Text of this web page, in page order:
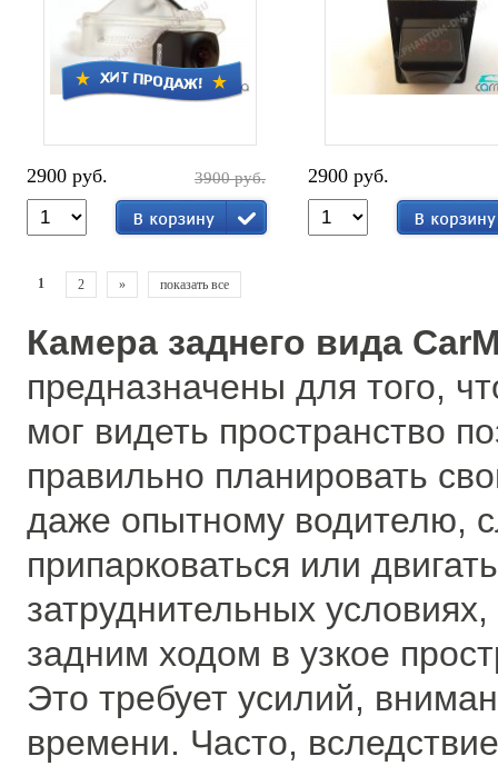
2900 руб. 3900 руб. 2900 руб.
1 2 » показать все
Камера заднего вида
предназначены для того,
мог видеть пространство
правильно планировать
даже опытному водителю,
припарковаться или
затруднительных
задним ходом в узкое
Это требует усилий,
времени. Часто,